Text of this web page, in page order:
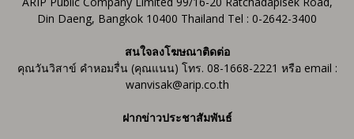
Din Daeng, Bangkok 10400 Thailand Tel : 0-2642-3400
สนใจลงโฆษณาติดต่อ
คุณวันวิสาข์ คำหอมรื่น (คุณแนน) โทร. 08-1668-2221 หรือ email :
wanvisak@arip.co.th
ฝากข่าวประชาสัมพันธ์